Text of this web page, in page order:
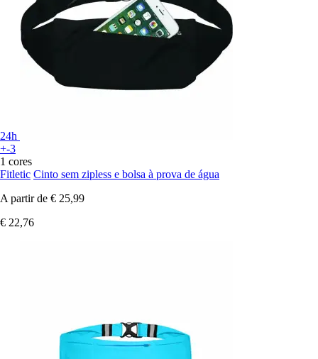
24h
+-3
1 cores
Fitletic Cinto sem zipless e bolsa à prova de água
A partir de € 25,99
€ 22,76